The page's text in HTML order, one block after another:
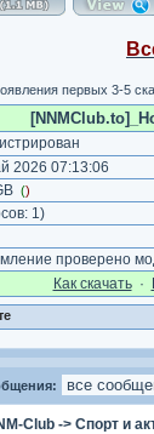
первых 3-5
2026 07:13:06
()
1)
проверено
Как cкачать·
Club -> Спорт и